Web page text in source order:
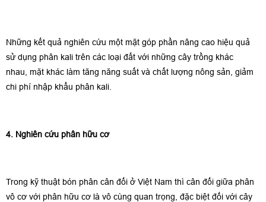
Những kết quả nghiên cứu một mặt góp phần nâng cao hiệu quả
sử dụng phân kali trên các loại đất với những cây trồng khác
nhau, mặt khác làm tăng năng suất và chất lượng nông sản, giảm
chi phí nhập khẩu phân kali.
4. Nghiên cứu phân hữu cơ
Trong kỹ thuật bón phân cân đối ở Việt Nam thì cân đối giữa phân
vô cơ với phân hữu cơ là vô cùng quan trọng, đặc biệt đối với cây